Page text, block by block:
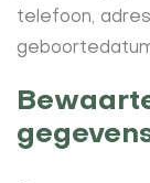
telefoon,